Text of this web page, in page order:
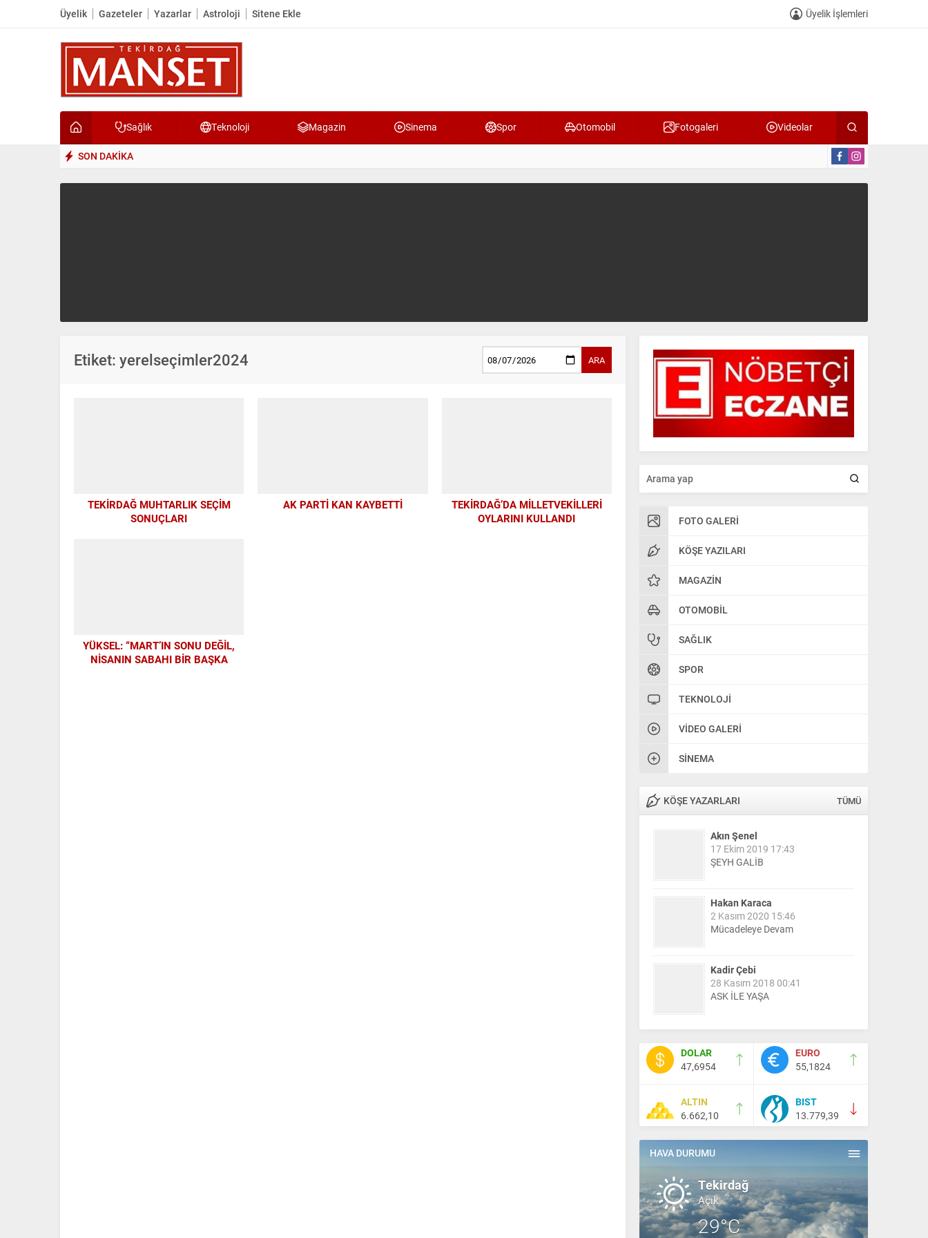
Üyelik Gazeteler Yazarlar Astroloji Sitene Ekle Üyelik İşlemleri
Sağlık Teknoloji Magazin Sinema Spor Otomobil Fotogaleri Videolar
SON DAKİKA
FOTO GALERI
KÖŞE YAZILARI
MAGAZIN
OTOMOBIL
SAĞLIK
SPOR
TEKNOLOJI
VIDEO GALERI
SINEMA
KÖŞE YAZARLARI TÜMÜ
Akın Şenel
17 Ekim 2019 17:43
ŞEYH GALİB
Hakan Karaca
2 Kasım 2020 15:46
Mücadeleye Devam
Kadir Çebi
28 Kasım 2018 00:41
ASK İLE YAŞA
10 Mart 2023 21:36
HAYDİ TEKİRDAĞ MAÇA !!!!
Salih Canikli
5 Kasım 2024 19:54
TEKİRDAĞ İL EMNİYET
MÜDÜRÜMÜZE HAYIRLI OLSUN
ZİYARETİ.
DOLAR
47,6954
EURO
55,1824
ALTIN
6.662,10
BIST
13.779,39
HAVA DURUMU
Tekirdağ
Açık
29°C
Etiket: yerelseçimler2024 ARA
TEKİRDAĞ MUHTARLIK SEÇİM
SONUÇLARI
AK PARTİ KAN KAYBETTİ
TEKİRDAĞ’DA MİLLETVEKİLLERİ
OYLARINI KULLANDI
YÜKSEL: “MART’IN SONU DEĞİL,
NİSANIN SABAHI BİR BAŞKA